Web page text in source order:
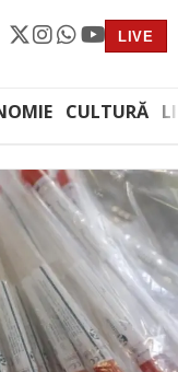
LIVE
CULTURĂ